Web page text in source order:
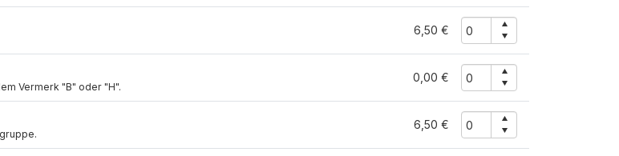
6,50 €
Vermerk "B" oder "H".
0,00 €
6,50 €